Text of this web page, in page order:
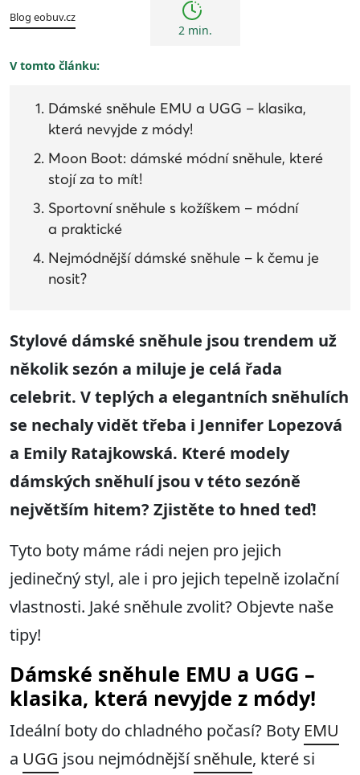
Blog eobuv.cz
2 min.
V tomto článku:
Dámské sněhule EMU a UGG – klasika,
která nevyjde z módy!
Moon Boot: dámské módní sněhule, které
stojí za to mít!
Sportovní sněhule s kožíškem – módní
a praktické
Nejmódnější dámské sněhule – k čemu je
nosit?
Stylové dámské sněhule jsou trendem už
několik sezón a miluje je celá řada
celebrit. V teplých a elegantních sněhulích
se nechaly vidět třeba i Jennifer Lopezová
a Emily Ratajkowská. Které modely
dámských sněhulí jsou v této sezóně
největším hitem? Zjistěte to hned teď!
Tyto boty máme rádi nejen pro jejich
jedinečný styl, ale i pro jejich tepelně izolační
vlastnosti. Jaké sněhule zvolit? Objevte naše
tipy!
Dámské sněhule EMU a UGG –
klasika, která nevyjde z módy!
Ideální boty do chladného počasí? Boty EMU
a UGG jsou nejmódnějšísněhule, které si